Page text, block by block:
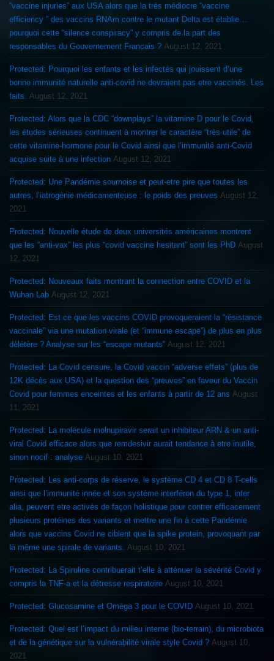
“vaccine injuries” aux USA alors que la très médiocre “vaccine
efficiency ” des vaccins RNAm contre le mutant Delta est établie…
pourquoi cette “silence conspiracy” y compris de la part des
responsables du Gouvernement Francais ? August 12, 2021
Protected: Pourquoi les enfants et les infectés qui jouissent d’une
bonne immunité naturelle anti-covid ne devraient pas etre vaccinés. Les
faits.
August 12, 2021
Protected: Alors que la CDC “downplays” la vitamine D pour le Covid,
les études sérieuses continuent à montrer le caractère “très utile” de
cette vitamine-hormone pour le Covid ainsi que l’immunité anti-Covid
acquise suite à une infection August 12, 2021
Protected: Une Pandémie sournoise et peut-etre pire que toutes les
autres, l’iatrogénie médicamenteuse : le poids des preuves August 12,
2021
Protected: Nouvelle étude de deux universités américaines montrent
que les “anti-vax” les plus “covid vaccine hesitant” sont les PhD August
12, 2021
Protected: Nouveaux faits montrant la connection entre COVID et la
Wuhan Lab August 12, 2021
Protected: Est ce que les vaccins COVID provoqueraient la “résistance
vaccinale” via une mutation virale (et “immune escape”) de plus en plus
délétère ? Analyse sur les “escape mutants” August 12, 2021
Protected: La Covid censure, la Covid vaccin “adverse effets” (plus de
12K décès aux USA) et la question des “preuves” en faveur du Vaccin
Covid pour femmes enceintes et les enfants à partir de 12 ans August
11, 2021
Protected: La molécule molnupiravir serait un inhibiteur ARN & un anti-
viral Covid efficace alors que remdesivir aurait tendance à etre inutile,
sinon nocif : analyse August 10, 2021
Protected: Les anti-corps de réserve, le système CD 4 et CD 8 T-cells
ainsi que l’immunité innée et son système interféron du type 1, inter
alia, peuvent etre activés de façon holistique pour contrer efficacement
plusieurs protéines des variants et mettre une fin à cette Pandémie
alors que vaccins Covid ne ciblent que la spike protein, provoquant par
là même une spirale de variants.
August 10, 2021
Protected: La Spiruline contribuerait t’elle à atténuer la sévérité Covid y
compris la TNF-a et la détresse respiratoire August 10, 2021
Protected: Glucosamine et Oméga 3 pour le COVID August 10, 2021
Protected: Quel est l’impact du milieu interne (bio-terrain), du microbiota
et de la génétique sur la vulnérabilité virale style Covid ? August 10,
2021